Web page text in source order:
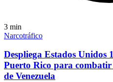
3 min
Narcotráfico
Despliega Estados Unidos
Puerto Rico para combatir
de Venezuela